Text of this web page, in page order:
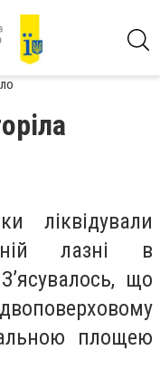
ліквідували
лазні в
що
площею